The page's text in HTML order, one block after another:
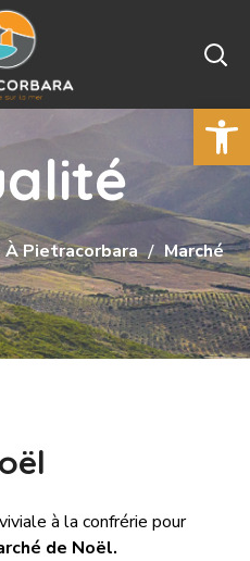
Ouvrir
À Pietracorbara
Marché
à la confrérie pour
de Noël.